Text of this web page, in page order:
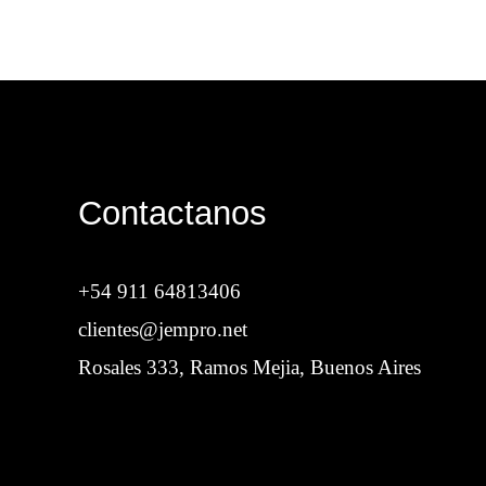
Contactanos
+54 911 64813406
clientes@jempro.net
Rosales 333, Ramos Mejia, Buenos Aires